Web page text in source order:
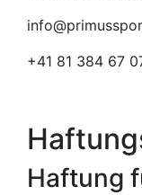
+41 81 384 67
Haftung